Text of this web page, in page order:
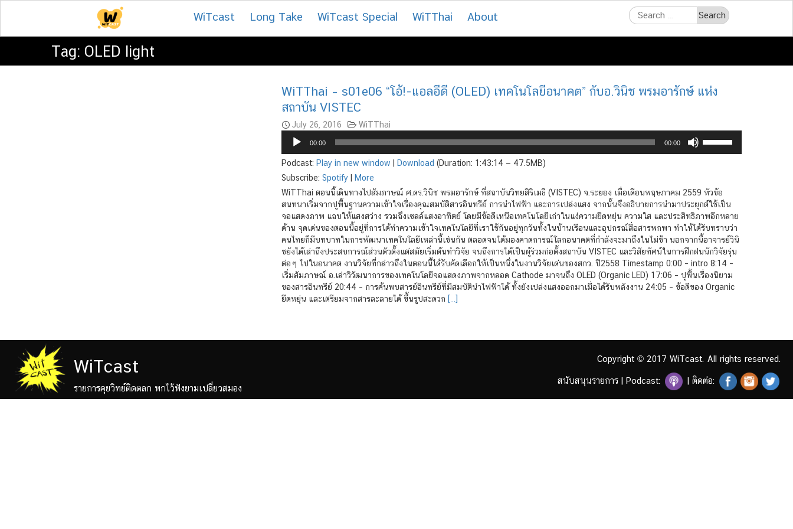
WiTcast Long Take WiTcast Special WiTThai About
Search
for:
Tag: OLED light
WiTThai – s01e06 “โอ้!-แอลอีดี (OLED) เทคโนโลยีอนาคต” กับอ.วินิช พรมอารักษ์ แห่ง
สถาบัน VISTEC
July 26, 2016 WiTThai
Audio
Player
00:00 00:00
increase
or
decrease
volume.
Podcast: Play in new window Download (Duration: 1:43:14 — 47.5MB)
Subscribe: Spotify|
More
WiTThai ตอนนี้เดินทางไปสัมภาษณ์ ศ.ดร.วินิช พรมอารักษ์ ที่สถาบันวิทยสิริเมธี (VISTEC) จ.ระยอง เมื่อเดือนพฤษภาคม 2559 หัวข้อ
สนทนาเริ่มจากปูพื้นฐานความเข้าใจเรื่องคุณสมบัติสารอินทรีย์ การนำไฟฟ้า และการเปล่งแสง จากนั้นจึงอธิบายการนำมาประยุกต์ใช้เป็น
จอแสดงภาพ แถบให้แสงสว่าง รวมถึงเซลล์แสงอาทิตย์ โดยมีข้อดีเหนือเทคโนโลยีเก่าในแง่ความยืดหยุ่น ความใส และประสิทธิภาพอีกหลาย
ด้าน จุดเด่นของตอนนี้อยู่ที่การได้ทำความเข้าใจเทคโนโลยีที่เราใช้กันอยู่ทุกวันทั้งในบ้านเรือนและอุปกรณ์สื่อสารพกพา ทำให้ได้รับทราบว่า
คนไทยก็มีบทบาทในการพัฒนาเทคโนโลยีเหล่านี้เช่นกัน ตลอดจนได้มองคาดการณ์โลกอนาคตที่กำลังจะมาถึงในไม่ช้า นอกจากนี้อาจารย์วินิ
ชยังได้เล่าถึงประสบการณ์ส่วนตัวตั้งแต่สมัยเริ่มต้นทำวิจัย จนถึงการได้เป็นผู้ร่วมก่อตั้งสถาบัน VISTEC และวิสัยทัศน์ในการฝึกฝนนักวิจัยรุ่น
ต่อๆ ไปในอนาคต งานวิจัยที่กล่าวถึงในตอนนี้ได้รับคัดเลือกให้เป็นหนึ่งในงานวิจัยเด่นของสกว. ปี2558 Timestamp 0:00 – intro 8:14 –
เริ่มสัมภาษณ์ อ.เล่าวิวัฒนาการของเทคโนโลยีจอแสดงภาพจากหลอด Cathode มาจนถึง OLED (Organic LED) 17:06 – ปูพื้นเรื่องนิยาม
ของสารอินทรีย์ 20:44 – การค้นพบสารย์อินทรีย์ที่มีสมบัตินำไฟฟ้าได้ ทั้งยังเปล่งแสงออกมาเมื่อได้รับพลังงาน 24:05 – ข้อดีของ Organic
ยืดหยุ่น และเตรียมจากสารละลายได้ ขึ้นรูปสะดวก […]
WiTcast
รายการคุยวิทย์ติดตลก พกไว้ฟังยามเปลี่ยวสมอง
Copyright © 2017 WiTcast. All rights reserved.
สนับสนุนรายการ | Podcast: | ติดต่อ: